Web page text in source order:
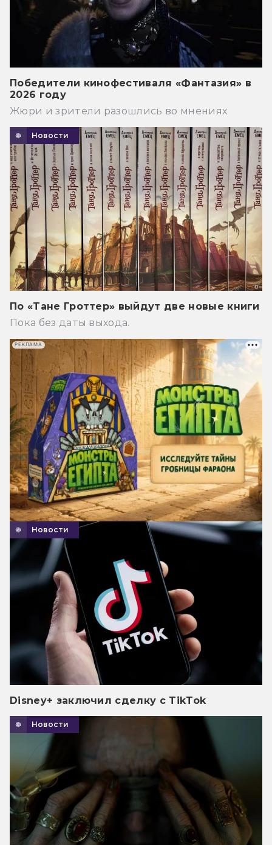
Победители кинофестиваля «Фантазия» в
2026 году
Жюри и зрители разошлись во мнениях
Новости
По «Тане Гроттер» выйдут две новые книги
Пока без даты выхода.
Новости
Disney+ заключил сделку с TikTok
Новости
РЕКЛАМА